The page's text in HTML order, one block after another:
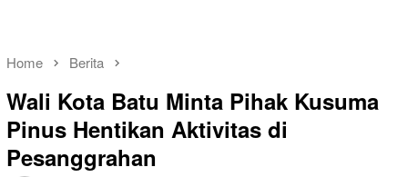
Home Berita
Wali Kota Batu Minta Pihak Kusuma
Pinus Hentikan Aktivitas di
Pesanggrahan